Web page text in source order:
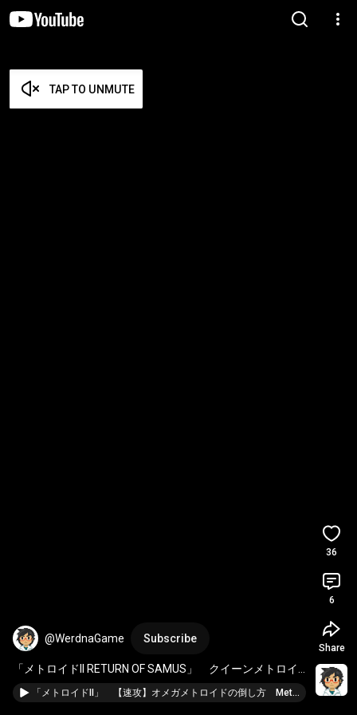
TAP TO UNMUTE
@WerdnaGame Subscribe
「メトロイドII RETURN OF SAMUS」　クイーンメトロイ
ドを内部から爆破！　Metroid II: Return of Samus　GB
#Shorts
「メトロイドII」 【速攻】オメガメトロイドの倒し方 Metroid II: Return of Samus
36
6
Share